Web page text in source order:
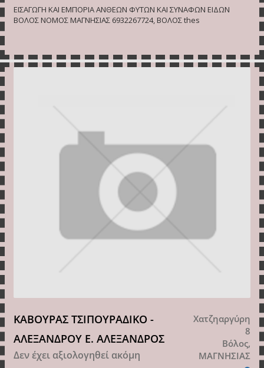
ΕΙΣΑΓΩΓΗ ΚΑΙ ΕΜΠΟΡΙΑ ΑΝΘΕΩΝ ΦΥΤΩΝ ΚΑΙ ΣΥΝΑΦΩΝ ΕΙΔΩΝ
ΒΟΛΟΣ ΝΟΜΟΣ ΜΑΓΝΗΣΙΑΣ 6932267724, ΒΟΛΟΣ thes
ΚΑΒΟΥΡΑΣ ΤΣΙΠΟΥΡΑΔΙΚΟ -
ΑΛΕΞΑΝΔΡΟΥ Ε. ΑΛΕΞΑΝΔΡΟΣ
Δεν έχει αξιολογηθεί ακόμη
Χατζηαργύρη
8
Βόλος,
ΜΑΓΝΗΣΙΑΣ